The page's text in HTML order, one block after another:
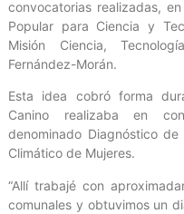
convocatorias realizadas,
Popular para Ciencia y
Misión Ciencia,
Fernández-Morán.
Esta idea cobró forma
Canino realizaba en
denominado Diagnóstico
Climático de Mujeres.
“Allí trabajé con
comunales y obtuvimos un